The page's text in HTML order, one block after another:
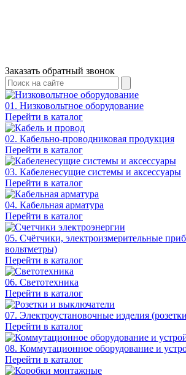
Заказать обратный звонок
01. Низковольтное оборудование
Перейти в каталог
02. Кабельно-проводниковая продукция
Перейти в каталог
03. Кабеленесущие системы и аксессуары
Перейти в каталог
04. Кабельная арматура
Перейти в каталог
05. Счётчики, электроизмерительные
вольтметры)
Перейти в каталог
06. Светотехника
Перейти в каталог
07. Электроустановочные изделия
Перейти в каталог
08. Коммутационное оборудование и
Перейти в каталог